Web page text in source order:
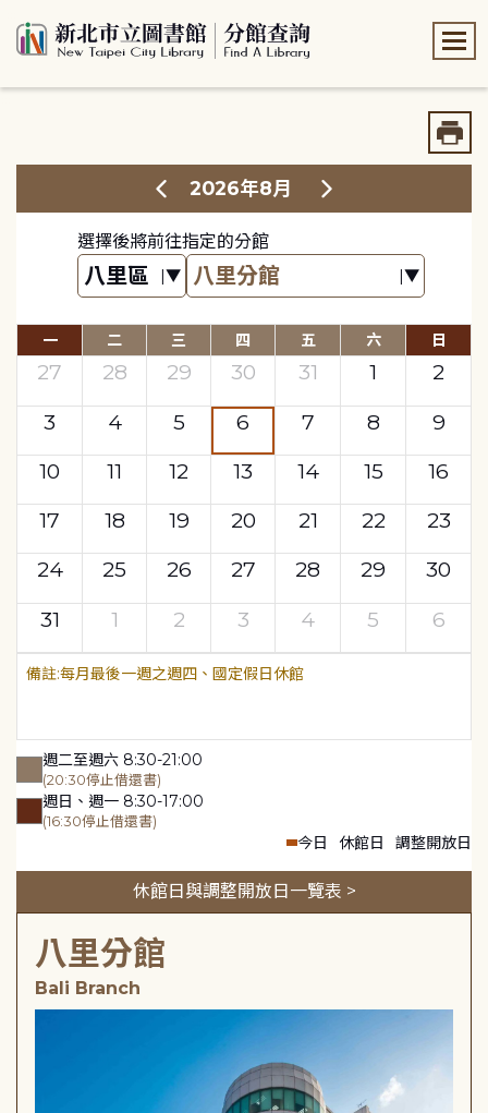
2026年8月
選擇後將前往指定的分館
一 二 三 四 五 六 日
27 28 29 30 31 1
2
3
4 5 6 7 8
9
10
11 12 13 14 15
16
17
18 19 20 21 22
23
24
25 26 27 28 29
30
31
1 2 3 4 5 6
每月最後一週之週四、國定假日休館
週二至週六 8:30-21:00
(20:30停止借還書)
週日、週一 8:30-17:00
(16:30停止借還書)
今日 休館日 調整開放日
休館日與調整開放日一覽表 >
八里分館
Bali Branch